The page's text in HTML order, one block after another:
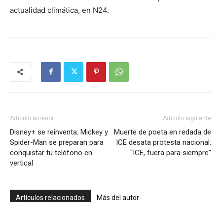
actualidad climática, en N24.
Artículo anterior
Disney+ se reinventa: Mickey y
Spider-Man se preparan para
conquistar tu teléfono en
vertical
Artículo siguiente
Muerte de poeta en redada de
ICE desata protesta nacional:
“ICE, fuera para siempre”
Artículos relacionados Más del autor